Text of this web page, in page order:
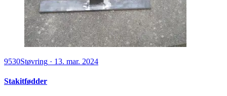
9530Støvring · 13. mar. 2024
Stakitfødder